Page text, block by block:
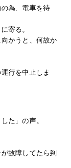
為、電車を待
寄る。
かうと、何故か
行を中止しま
た」の声。
故障してたら到